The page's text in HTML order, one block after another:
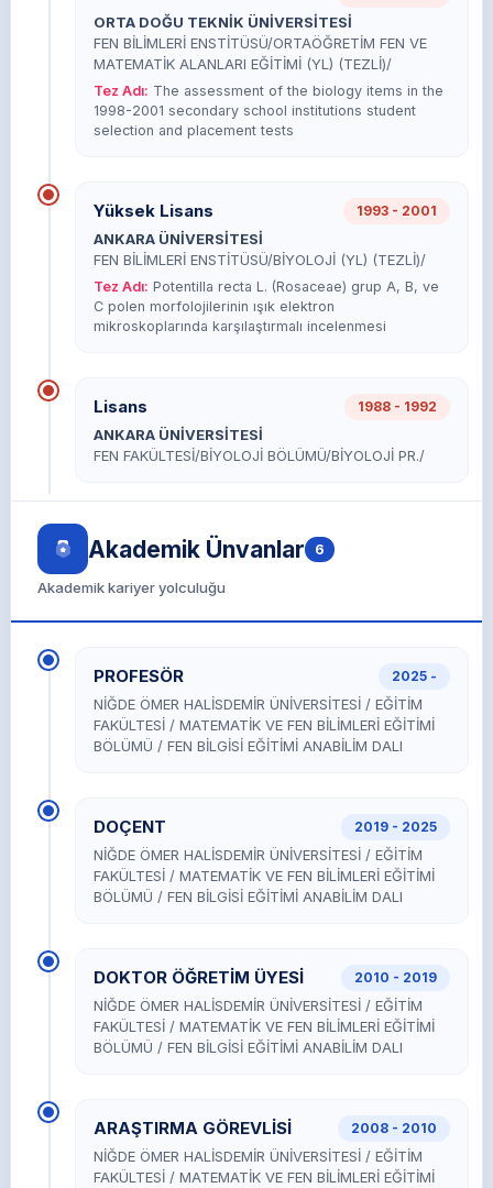
ORTA DOĞU TEKNİK ÜNİVERSİTESİ
FEN BİLİMLERİ ENSTİTÜSÜ/ORTAÖĞRETİM FEN VE
MATEMATİK ALANLARI EĞİTİMİ (YL) (TEZLİ)/
Tez Adı: The assessment of the biology items in the
1998-2001 secondary school institutions student
selection and placement tests
Yüksek Lisans 1993 - 2001
ANKARA ÜNİVERSİTESİ
FEN BİLİMLERİ ENSTİTÜSÜ/BİYOLOJİ (YL) (TEZLİ)/
Tez Adı: Potentilla recta L. (Rosaceae) grup A, B, ve
C polen morfolojilerinin ışık elektron
mikroskoplarında karşılaştırmalı incelenmesi
Lisans 1988 - 1992
ANKARA ÜNİVERSİTESİ
FEN FAKÜLTESİ/BİYOLOJİ BÖLÜMÜ/BİYOLOJİ PR./
Akademik Ünvanlar 6
Akademik kariyer yolculuğu
PROFESÖR 2025 -
NİĞDE ÖMER HALİSDEMİR ÜNİVERSİTESİ / EĞİTİM
FAKÜLTESİ / MATEMATİK VE FEN BİLİMLERİ EĞİTİMİ
BÖLÜMÜ / FEN BİLGİSİ EĞİTİMİ ANABİLİM DALI
DOÇENT 2019 - 2025
NİĞDE ÖMER HALİSDEMİR ÜNİVERSİTESİ / EĞİTİM
FAKÜLTESİ / MATEMATİK VE FEN BİLİMLERİ EĞİTİMİ
BÖLÜMÜ / FEN BİLGİSİ EĞİTİMİ ANABİLİM DALI
DOKTOR ÖĞRETİM ÜYESİ 2010 - 2019
NİĞDE ÖMER HALİSDEMİR ÜNİVERSİTESİ / EĞİTİM
FAKÜLTESİ / MATEMATİK VE FEN BİLİMLERİ EĞİTİMİ
BÖLÜMÜ / FEN BİLGİSİ EĞİTİMİ ANABİLİM DALI
ARAŞTIRMA GÖREVLİSİ 2008 - 2010
NİĞDE ÖMER HALİSDEMİR ÜNİVERSİTESİ / EĞİTİM
FAKÜLTESİ / MATEMATİK VE FEN BİLİMLERİ EĞİTİMİ